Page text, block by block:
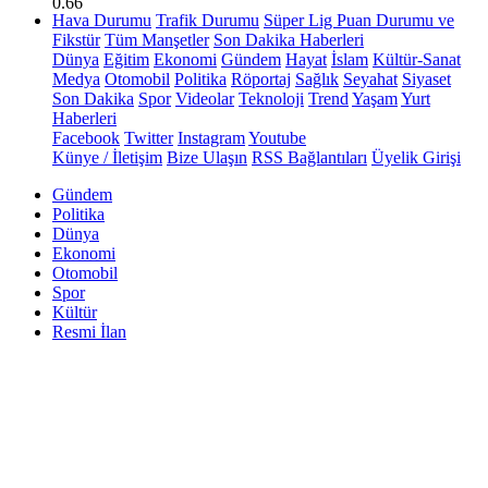
Hava Durumu Trafik Durumu Süper Lig Puan Durumu ve
Fikstür Tüm Manşetler Son Dakika Haberleri
Dünya Eğitim Ekonomi Gündem Hayat İslam Kültür-Sanat
Medya Otomobil Politika Röportaj Sağlık Seyahat Siyaset
Son Dakika Spor Videolar Teknoloji Trend YaşamYurt
Haberleri
Facebook Twitter InstagramYoutube
Künye / İletişim Bize Ulaşın RSS Bağlantıları Üyelik Girişi
Gündem
Politika
Dünya
Ekonomi
Otomobil
Spor
Kültür
Resmi İlan